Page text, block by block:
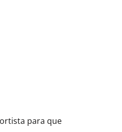
para que